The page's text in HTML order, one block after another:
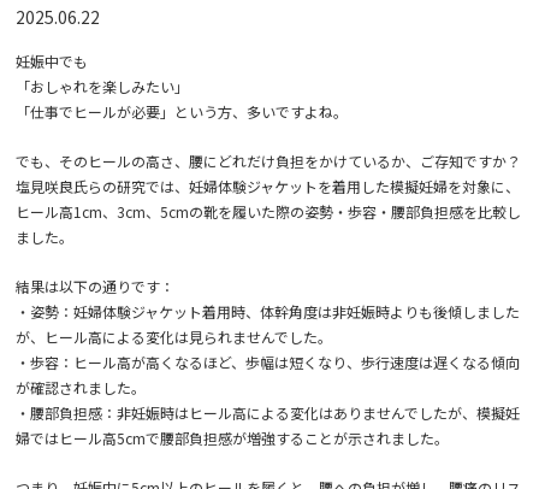
2025.06.22
妊娠中でも
「おしゃれを楽しみたい」
「仕事でヒールが必要」という方、多いですよね。
でも、そのヒールの高さ、腰にどれだけ負担をかけているか、ご存知ですか？
塩見咲良氏らの研究では、妊婦体験ジャケットを着用した模擬妊婦を対象に、
ヒール高1cm、3cm、5cmの靴を履いた際の姿勢・歩容・腰部負担感を比較し
ました。
結果は以下の通りです：
・姿勢：妊婦体験ジャケット着用時、体幹角度は非妊娠時よりも後傾しました
が、ヒール高による変化は見られませんでした。
・歩容：ヒール高が高くなるほど、歩幅は短くなり、歩行速度は遅くなる傾向
が確認されました。
・腰部負担感：非妊娠時はヒール高による変化はありませんでしたが、模擬妊
婦ではヒール高5cmで腰部負担感が増強することが示されました。